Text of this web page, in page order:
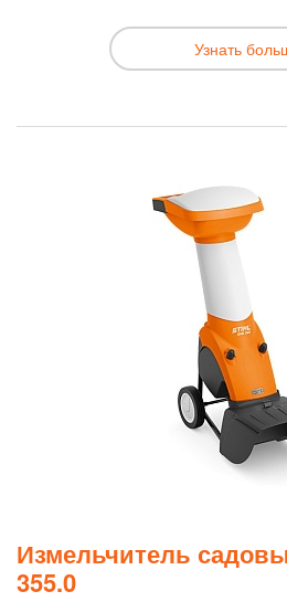
Узнать
Измельчитель
355.0